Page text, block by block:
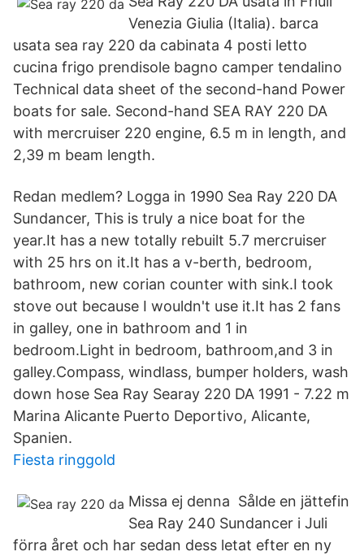
Venezia Giulia (Italia). barca
usata sea ray 220 da cabinata 4 posti letto
cucina frigo prendisole bagno camper tendalino
Technical data sheet of the second-hand Power
boats for sale. Second-hand SEA RAY 220 DA
with mercruiser 220 engine, 6.5 m in length, and
2,39 m beam length.
Redan medlem? Logga in 1990 Sea Ray 220 DA
Sundancer, This is truly a nice boat for the
year.It has a new totally rebuilt 5.7 mercruiser
with 25 hrs on it.It has a v-berth, bedroom,
bathroom, new corian counter with sink.I took
stove out because I wouldn't use it.It has 2 fans
in galley, one in bathroom and 1 in
bedroom.Light in bedroom, bathroom,and 3 in
galley.Compass, windlass, bumper holders, wash
down hose Sea Ray Searay 220 DA 1991 - 7.22 m
Marina Alicante Puerto Deportivo, Alicante,
Spanien.
Fiesta ringgold
Missa ej denna Sålde en jättefin
Sea Ray 240 Sundancer i Juli
förra året och har sedan dess letat efter en ny